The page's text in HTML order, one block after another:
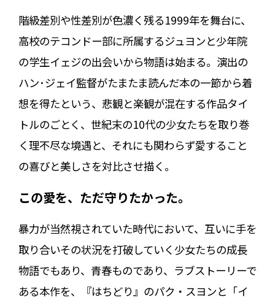
階級差別や性差別が色濃く残る1999年を舞台に、
高校のテコンドー部に所属するジュヨンと少年院
の学生イェジの出会いから物語は始まる。演出の
ハン･ジェイ監督がたまたま読んだ本の一節から着
想を得たという、悲観と楽観が混在する作品タイ
トルのごとく、世紀末の10代の少女たちを取り巻
く理不尽な境遇と、それにも関わらず愛すること
の喜びと美しさを対比させ描く。
この愛を、ただ守りたかった。
暴力が当然視されていた時代において、互いに手を
取り合いその状況を打破していく少女たちの成長
物語でもあり、青春ものであり、ラブストーリーで
ある本作を、『はちどり』のパク・スヨンと「イ